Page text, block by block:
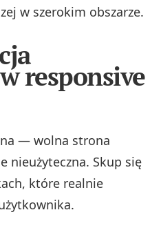
w szerokim obszarze.
responsive
— wolna strona
nieużyteczna. Skup się
które realnie